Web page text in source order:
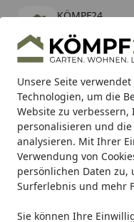
Unsere Seite
Technologien, um die
Website zu
personalisieren und
analysieren. Mit Ihrer
Verwendung von
persönlichen Daten
Surferlebnis und mehr
Sie können Ihre
KÖMPF24
kostenlos - Im App
Alle Produkte
Mein Konto
Suchen
Karibu Pools inkl.
Starterset